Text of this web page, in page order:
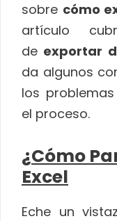
sobre cómo
artículo
de exportar
da algunos
los
el proceso.
¿Cómo
Excel
Eche un